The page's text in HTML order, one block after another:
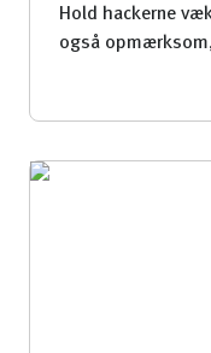
Hold hackerne
også